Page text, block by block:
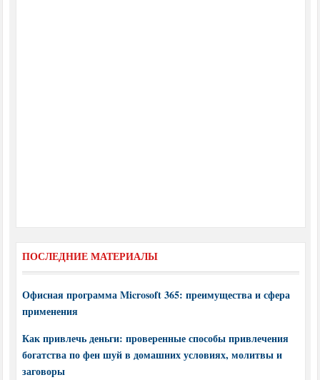
ПОСЛЕДНИЕ МАТЕРИАЛЫ
Офисная программа Microsoft 365: преимущества и сфера
применения
Как привлечь деньги: проверенные способы привлечения
богатства по фен шуй в домашних условиях, молитвы и
заговоры